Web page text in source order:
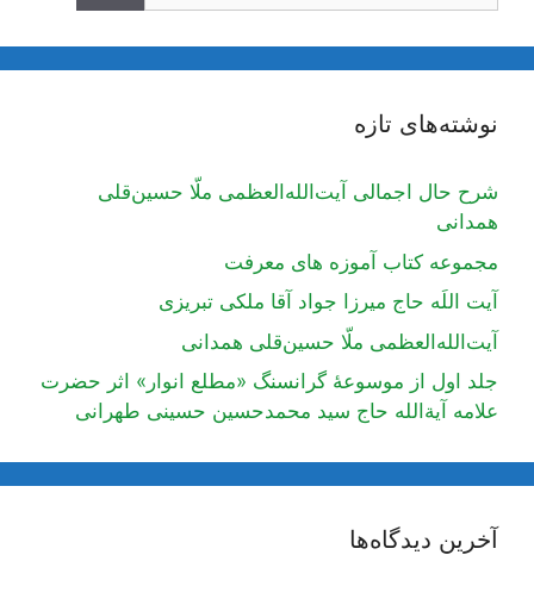
نوشته‌های تازه
شرح حال اجمالی آیت‌الله‌العظمی ملّا حسین‌قلی
همدانی
مجموعه کتاب آموزه های معرفت
آیت اللَه حاج میرزا جواد آقا ملکی تبریزی
آیت‌الله‌العظمی ملّا حسین‌قلی همدانی
جلد اول از موسوعۀ گرانسنگ «مطلع انوار» اثر حضرت
علامه آیة‌الله حاج سید محمدحسین حسینی طهرانی
آخرین دیدگاه‌ها